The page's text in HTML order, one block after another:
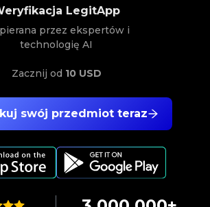
swój przedmiot teraz
LegitApp
przez ekspertów i
technologię AI
Zacznij od 10 USD